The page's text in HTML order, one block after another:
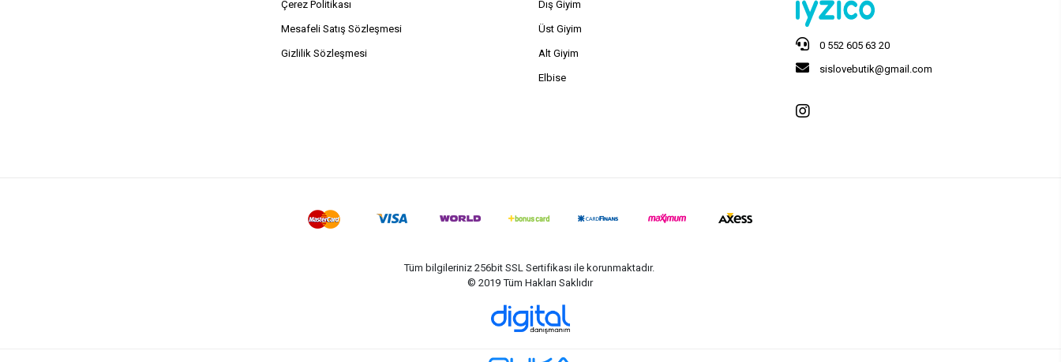
Çerez Politikası
Mesafeli Satış Sözleşmesi
Gizlilik Sözleşmesi
Dış Giyim
Üst Giyim
Alt Giyim
Elbise
0 552 605 63 20
sislovebutik@gmail.com
Tüm bilgileriniz 256bit SSL Sertifikası ile korunmaktadır.
© 2019Tüm Hakları Saklıdır